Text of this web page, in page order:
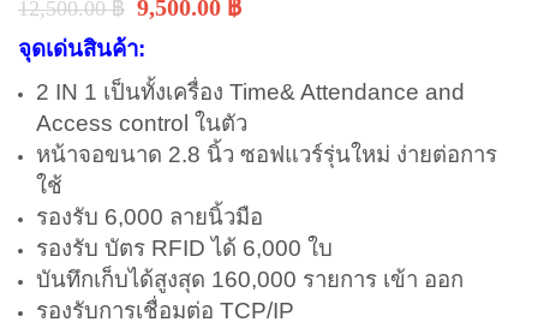
12,500.00฿ 9,500.00 ฿
จุดเด่นสินค้า:
2 IN 1 เป็นทั้งเครื่อง Time& Attendance and
Access control ในตัว
หน้าจอขนาด 2.8 นิ้ว ซอฟแวร์รุ่นใหม่ ง่ายต่อการ
ใช้
รองรับ 6,000 ลายนิ้วมือ
รองรับ บัตร RFID ได้ 6,000 ใบ
บันทึกเก็บได้สูงสุด 160,000 รายการ เข้า ออก
รองรับการเชื่อมต่อ TCP/IP